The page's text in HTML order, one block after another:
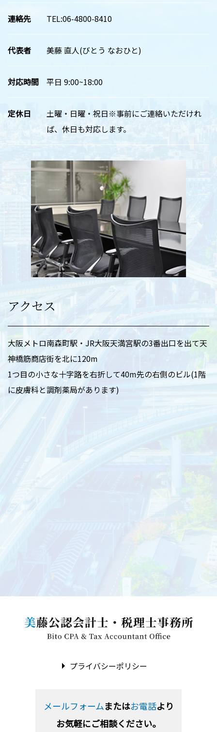
連絡先 TEL:06-4800-8410
代表者 美藤 直人(びとう なおひと)
対応時間 平日 9:00~18:00
定休日
土曜・日曜・祝日※事前にご連絡いただけれ
ば、休日も対応します。
アクセス
大阪メトロ南森町駅・JR大阪天満宮駅の3番出口を出て天
神橋筋商店街を北に120m
1つ目の小さな十字路を右折して40m先の右側のビル(1階
に皮膚科と調剤薬局があります)
プライバシーポリシー
メールフォームまたはお電話より
お気軽にご相談ください。